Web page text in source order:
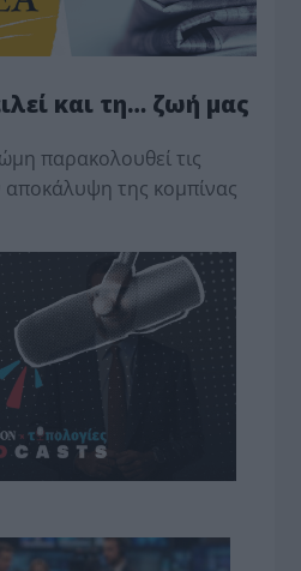
και τη… ζωή μας
παρακολουθεί τις
αποκάλυψη της κο­μπίνας